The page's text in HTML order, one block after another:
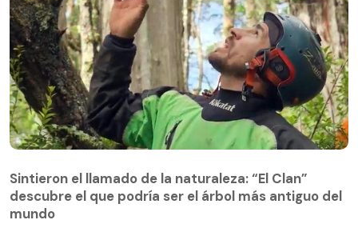
descubre el que podría ser el árbol más antiguo del
mundo
Sintieron el llamado de la naturaleza: “El Clan”
descubre el que podría ser el árbol más antiguo del
mundo